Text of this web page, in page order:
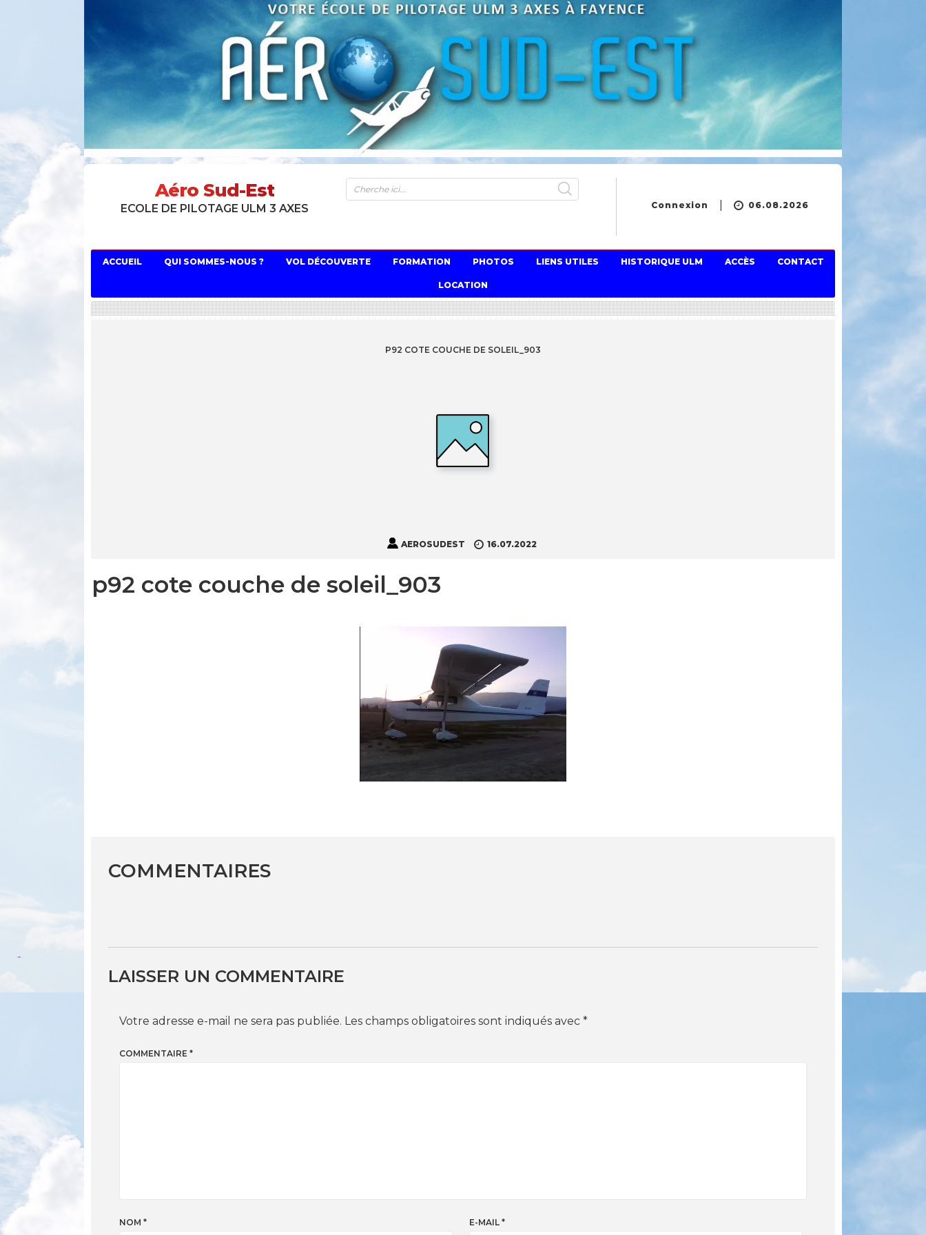
Aéro Sud-Est
ECOLE DE PILOTAGE ULM 3 AXES Connexion 06.08.2026
ACCUEIL QUI SOMMES-NOUS ? VOL DÉCOUVERTE FORMATION PHOTOS LIENS UTILES HISTORIQUE ULM ACCÈS CONTACT
LOCATION
P92 COTE COUCHE DE SOLEIL_903
AEROSUDEST 16.07.2022
p92 cote couche de soleil_903
COMMENTAIRES
LAISSER UN COMMENTAIRE
Votre adresse e-mail ne sera pas publiée. Les champs obligatoires sont indiqués avec *
COMMENTAIRE *
NOM * E-MAIL*